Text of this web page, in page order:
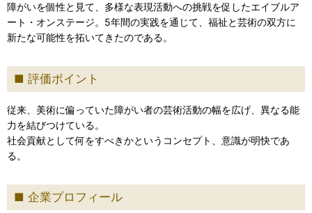
障がいを個性と見て、多様な表現活動への挑戦を促したエイブルア
ート・オンステージ。5年間の実践を通じて、福祉と芸術の双方に
新たな可能性を拓いてきたのである。
評価ポイント
従来、美術に偏っていた障がい者の芸術活動の幅を広げ、異なる能
力を結びつけている。
社会貢献として何をすべきかというコンセプト、意識が明快であ
る。
企業プロフィール